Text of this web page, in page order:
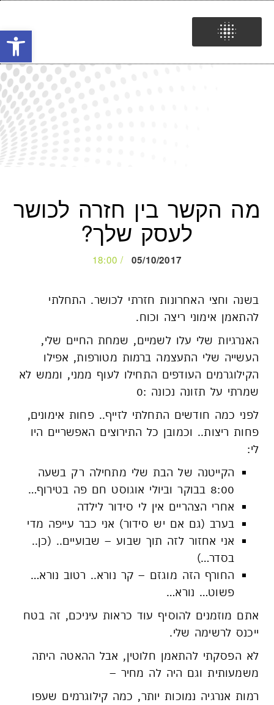
עסקית מצוינת!
להצעת מחיר >>
מה הקשר בין חזרה לכושר
לעסק שלך?
05/10/2017
18:00
בשנה וחצי האחרונות חזרתי לכושר. התחלתי
להתאמן אימוני ריצה וכוח.
האנרגיות שלי עלו לשמיים, שמחת החיים שלי,
העשייה שלי התעצמה ברמות מטורפות, אפילו
הקילוגרמים העודפים התחילו לעוף ממני, וממש לא
שמרתי על תזונה נכונה :0
לפני כמה חודשים התחלתי לזייף.. פחות אימונים,
פחות ריצות.. וכמובן כל התירוצים האפשריים היו
לי:
הקייטנה של הבת שלי מתחילה רק בשעה
8:00 בבוקר וביולי אוגוסט חם פה בטירוף…
אחרי הצהריים אין לי סידור לילדה
בערב (גם אם יש סידור) אני כבר עייפה מדי
אני אחזור לזה תוך שבוע – שבועיים.. (כן..
בסדר…)
החורף הזה מוגזם – קר נורא.. רטוב נורא…
פשוט… נורא…
אתם מוזמנים להוסיף עוד כראות עיניכם, זה בטח
ייכנס לרשימה שלי.
לא הפסקתי להתאמן חלוטין, אבל ההאטה היתה
משמעותית וגם היה לה מחיר –
רמות אנרגיה נמוכות יותר, כמה קילוגרמים שעפו